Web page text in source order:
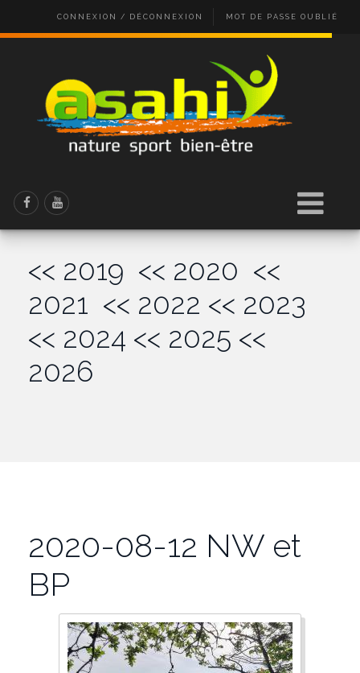
CONNEXION / DÉCONNEXION MOT DE PASSE OUBLIÉ
<< 2019 << 2020 <<
2021 << 2022 << 2023
<< 2024 << 2025 <<
2026
2020-08-12 NW et
BP